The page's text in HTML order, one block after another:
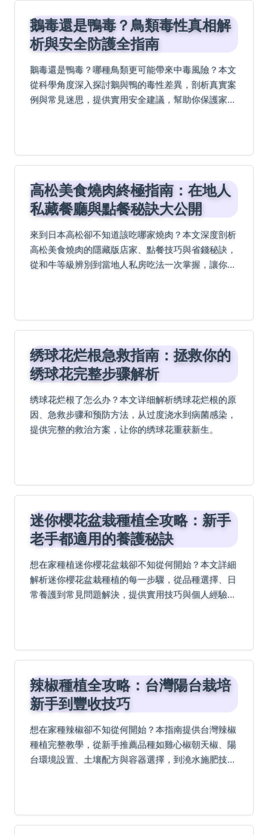
鵝毒還是鴨毒？鳥類毒性真相解
析與安全防護全指南
鵝毒還是鴨毒？哪種鳥類更可能帶來中毒風險？本文
從科學角度深入探討鵝與鴨的毒性差異，剖析真實案
例與常見迷思，提供實用安全建議，幫助你保護家
高松美食燒肉終極指南：在地人
私藏餐廳與點餐秘訣大公開
來到日本高松卻不知道該吃哪家燒肉？本文深度剖析
高松美食燒肉的隱藏版店家、點餐技巧與省錢秘訣，
從和牛等級辨別到當地人私房吃法一次掌握，讓你輕
绣球花烂根急救指南：拯救你的
绣球花完整步骤解析
绣球花烂根了怎么办？本文详细解析绣球花烂根的原
因、急救步骤和预防方法，从过度浇水到病菌感染，
提供完整的救治方案，让你的绣球花重获新生。
迷你櫻花盆栽種植全攻略：新手
老手都適用的養護秘訣
想在家種植迷你櫻花盆栽卻不知從何開始？本文詳細
解析迷你櫻花盆栽種植的每一步驟，從品種選擇、日
常養護到常見問題解決，提供實用技巧與個人經驗分
辣椒種植全攻略：台灣陽台栽培
新手到豐收技巧
想在家種辣椒卻不知從何開始？本指南提供台灣辣椒
種植完整教學，從新手推薦品種如雞心椒朝天椒、陽
台環境設置、土壤配方與容器選擇，到澆水施肥技